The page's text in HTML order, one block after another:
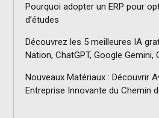
Pourquoi adopter un ERP pour
d’études
Découvrez les 5 meilleures IA
Nation, ChatGPT, Google Gemini,
Nouveaux Matériaux : Découvrir
Entreprise Innovante du Chemin